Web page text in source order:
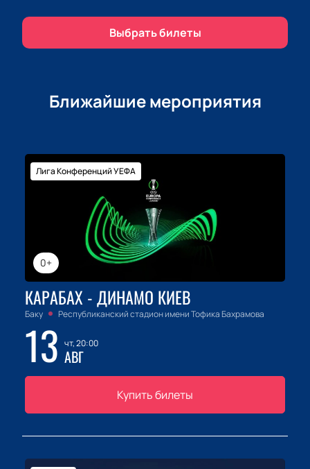
Выбрать билеты
Ближайшие мероприятия
0+
Лига Конференций УЕФА
КАРАБАХ - ДИНАМО КИЕВ
Баку Республиканский стадион имени Тофика Бахрамова
13 чт, 20:00
АВГ
Купить билеты